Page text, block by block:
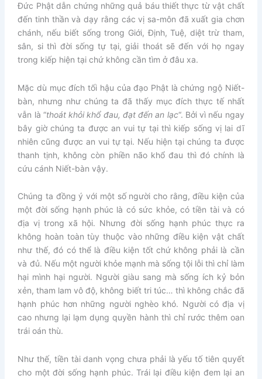
Đức Phật dẫn chứng những quả báu thiết thực từ vật chất
đến tinh thần và dạy rằng các vị sa-môn đã xuất gia chơn
chánh, nếu biết sống trong Giới, Định, Tuệ, diệt trừ tham,
sân, si thì đời sống tự tại, giải thoát sẽ đến với họ ngay
trong kiếp hiện tại chứ không cần tìm ở đâu xa.
Mặc dù mục đích tối hậu của đạo Phật là chứng ngộ Niết-
bàn, nhưng như chúng ta đã thấy mục đích thực tế nhất
vẫn là “thoát khỏi khổ đau, đạt đến an lạc“. Bởi vì nếu ngay
bây giờ chúng ta được an vui tự tại thì kiếp sống vị lai dĩ
nhiên cũng được an vui tự tại. Nếu hiện tại chúng ta được
thanh tịnh, không còn phiền não khổ đau thì đó chính là
cứu cánh Niết-bàn vậy.
Chúng ta đồng ý với một số người cho rằng, điều kiện của
một đời sống hạnh phúc là có sức khỏe, có tiền tài và có
địa vị trong xã hội. Nhưng đời sống hạnh phúc thực ra
không hoàn toàn tùy thuộc vào những điều kiện vật chất
như thế, đó có thể là điều kiện tốt chứ không phải là cần
và đủ. Nếu một người khỏe mạnh mà sống tội lỗi thì chỉ làm
hại mình hại người. Người giàu sang mà sống ích kỷ bỏn
xẻn, tham lam vô độ, không biết tri túc… thì không chắc đã
hạnh phúc hơn những người nghèo khó. Người có địa vị
cao nhưng lại lạm dụng quyền hành thì chỉ rước thêm oan
trái oán thù.
Như thế, tiền tài danh vọng chưa phải là yếu tố tiên quyết
cho một đời sống hạnh phúc. Trái lại điều kiện đem lại an